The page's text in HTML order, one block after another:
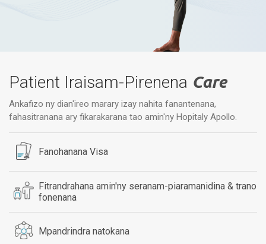
Patient Iraisam-Pirenena Care
Ankafizo ny dian'ireo marary izay nahita fanantenana,
fahasitranana ary fikarakarana tao amin'ny Hopitaly Apollo.
Fanohanana Visa
Fitrandrahana amin'ny seranam-piaramanidina & trano
fonenana
Mpandrindra natokana